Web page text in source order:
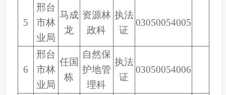
5
邢台
市林
业局
马成
龙
资源林
政科
执法
证
03050054005
6
邢台
市林
业局
任国
栋
自然保
护地管
理科
执法
证
03050054006